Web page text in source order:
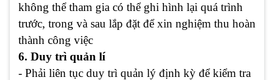
không thể tham gia có thể ghi hình lại quá trình
trước, trong và sau lắp đặt để xin nghiệm thu hoàn
thành công việc
6. Duy trì quản lí
- Phải liên tục duy trì quản lý định kỳ để kiểm tra